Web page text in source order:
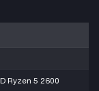
Ryzen 5 2600